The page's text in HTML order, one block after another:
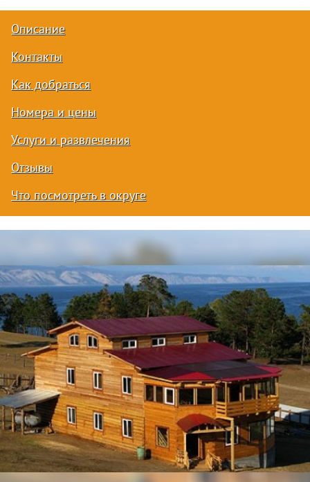
Описание
Контакты
Как добраться
Номера и цены
Услуги и развлечения
Отзывы
Что посмотреть в округе